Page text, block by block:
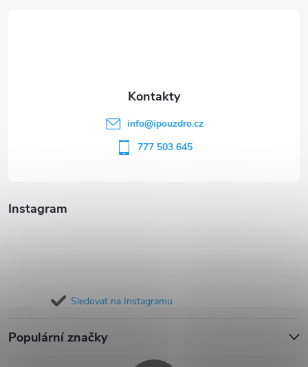
Instagram
Sledovat na Instagramu
Populární značky
info@ipouzdro.cz
777 503 645